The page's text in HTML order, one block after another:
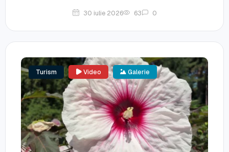
30 iulie 2026 63 0
Turism Video Galerie